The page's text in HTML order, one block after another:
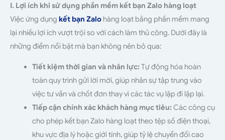
I. Lợi ích khi sử dụng phần mềm kết bạn Zalo hàng loạt
Việc ứng dụng kết bạn Zalo hàng loạt bằng phần mềm mang
lại nhiều lợi ích vượt trội so với cách làm thủ công. Dưới đây là
những điểm nổi bật mà bạn không nên bỏ qua:
Tiết kiệm thời gian và nhân lực:Tự động hóa hoàn
toàn quy trình gửi lời mời, giúp nhân sự tập trung vào
việc tư vấn và chốt đơn thay vì các tác vụ lặp đi lặp lại.
Tiếp cận chính xác khách hàng mục tiêu:Các công cụ
cho phép kết bạn Zalo hàng loạt theo tệp số điện thoại,
khu vực địa lý hoặc giới tính, giúp tỷ lệ chuyển đổi cao